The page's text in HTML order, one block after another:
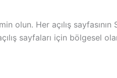
Her açılış sayfasının
sayfaları için bölgesel